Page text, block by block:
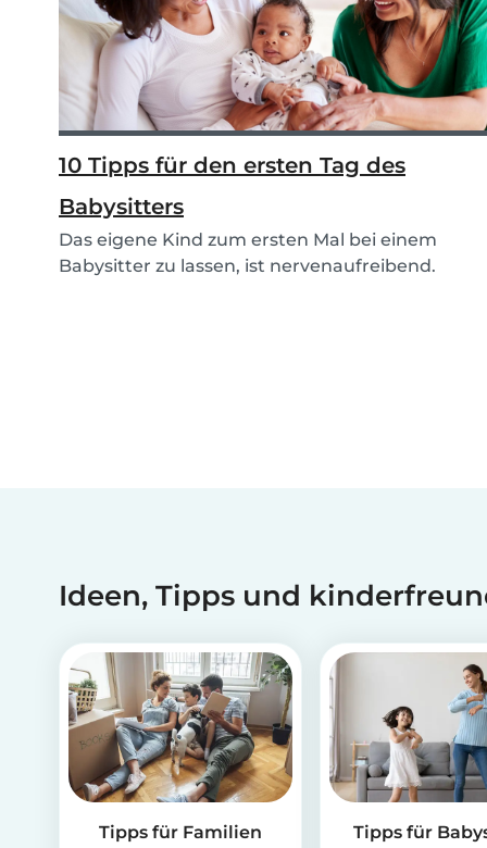
10 Tipps für den ersten Tag des
Babysitters
Das eigene Kind zum ersten Mal bei einem
Babysitter zu lassen, ist nervenaufreibend.
Ideen, Tipps und
Tipps für Familien Tipps für